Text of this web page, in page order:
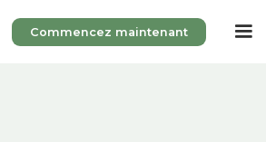
Commencez maintenant